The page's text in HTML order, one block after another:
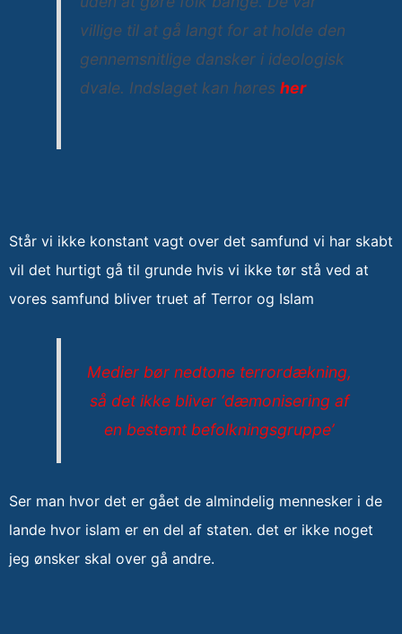
villige til at gå langt for at holde den
gennemsnitlige dansker i ideologisk
dvale. Indslaget kan høres her
Står vi ikke konstant vagt over det samfund vi har skabt
vil det hurtigt gå til grunde hvis vi ikke tør stå ved at
vores samfund bliver truet af Terror og Islam
Medier bør nedtone terrordækning,
så det ikke bliver ‘dæmonisering af
en bestemt befolkningsgruppe’
Ser man hvor det er gået de almindelig mennesker i de
lande hvor islam er en del af staten. det er ikke noget
jeg ønsker skal over gå andre.